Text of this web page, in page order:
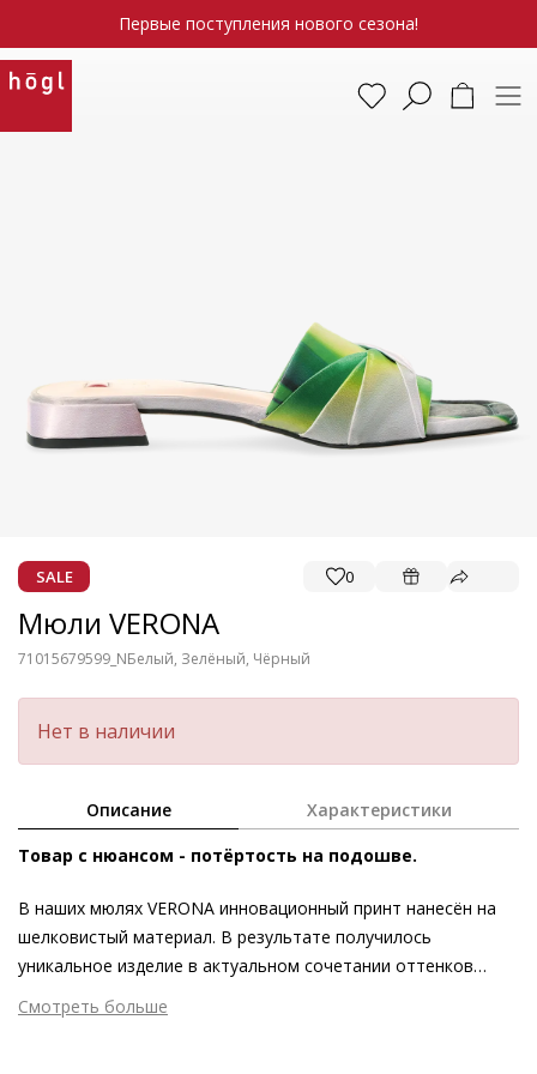
Первые поступления нового сезона!
SALE 0
Мюли VERONA
71015679599_NБелый, Зелёный, Чёрный
Нет в наличии
Описание Характеристики
Товар с нюансом - потёртость на подошве.
В наших мюлях VERONA инновационный принт нанесён на
шелковистый материал. В результате получилось
уникальное изделие в актуальном сочетании оттенков
лайма, белого и чёрного цветов, которое особенно удачно
выглядит в комбинации с монохромными нарядами.
Смотреть больше